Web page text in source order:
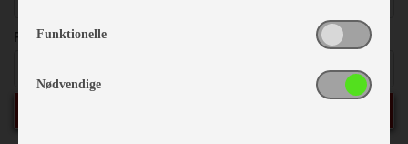
FRITEKST
Funktionelle
Nødvendige